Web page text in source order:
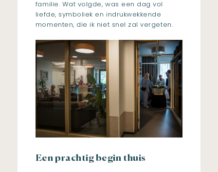
familie. Wat volgde, was een dag vol
liefde, symboliek en indrukwekkende
momenten, die ik niet snel zal vergeten.
Een prachtig begin thuis